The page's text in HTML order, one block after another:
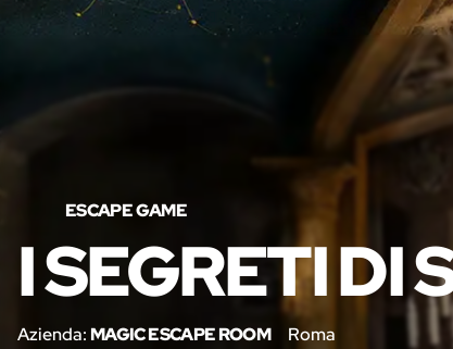
ESCAPE GAME
I SEGRETI DI
Azienda: MAGIC ESCAPE ROOM Roma